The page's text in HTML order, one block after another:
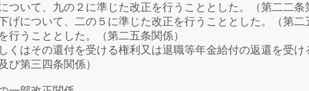
いて、九の２に準じた改正を行うこととした。（第二二条
について、二の５に準じた改正を行うこととした。（第二
うこととした。（第二五条関係）
はその還付を受ける権利又は退職等年金給付の返還を受け
び第三四条関係）